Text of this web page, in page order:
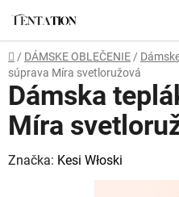
obsah
Domov
/ DÁMSKE OBLEČENIE /
súprava Míra svetloružová
Dámska
Míra
Značka: Kesi Włoski